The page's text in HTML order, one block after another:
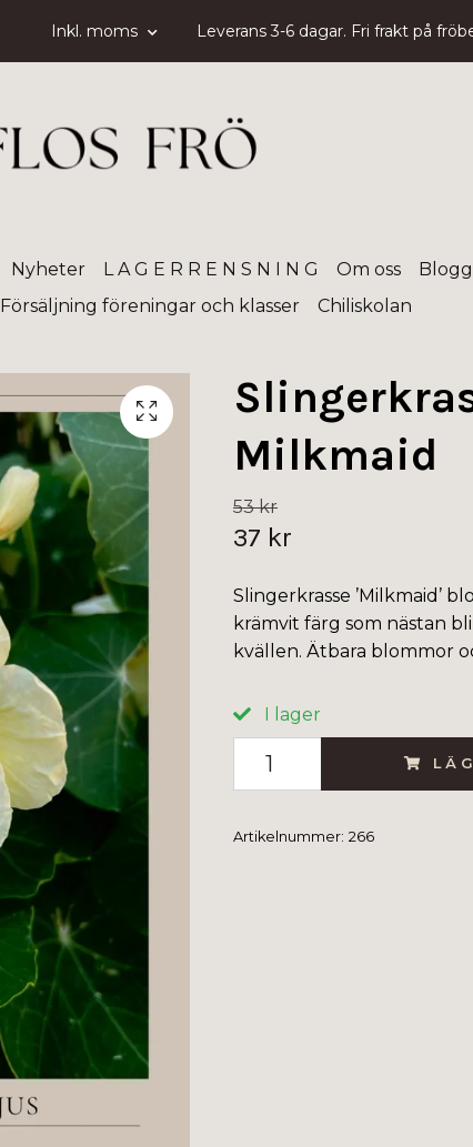
Inkl. moms Leverans 3-6 dagar. Fri frakt på
Nyheter L A G E R R E N S N I N G Om oss Blogg
Försäljning föreningar och klasser Chiliskolan
Milkmaid
53 kr
37 kr
Slingerkrasse ’Milkmaid’
krämvit färg som nästan
kvällen. Ätbara blommor
I lager
Artikelnummer: 266